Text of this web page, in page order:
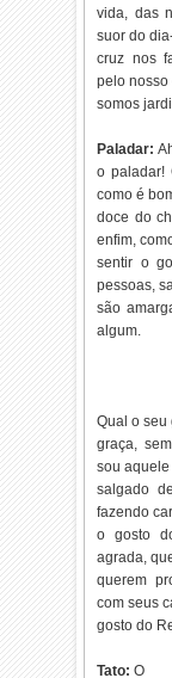
vida, das
suor do
cruz nos
pelo nosso
somos
Paladar:
o paladar!
como é
doce do
enfim,
sentir o
pessoas,
são
algum.
Qual o seu
graça,
sou
salgado
fazendo
o gosto
agrada,
querem
com seus
gosto do
Tato: O